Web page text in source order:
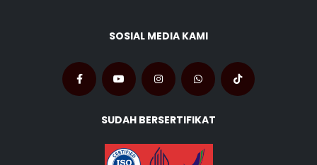
SOSIAL MEDIA KAMI
SUDAH BERSERTIFIKAT